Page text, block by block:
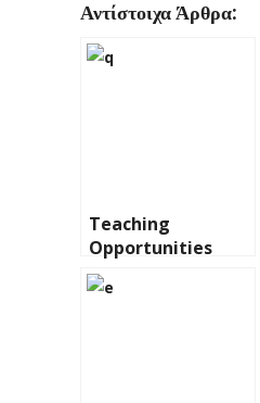
Αντίστοιχα Άρθρα:
Teaching
Opportunities